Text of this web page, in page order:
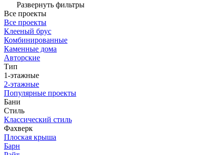
Развернуть фильтры
Все проекты
Все проекты
Клееный брус
Комбинированные
Каменные дома
Авторские
Тип
1-этажные
2-этажные
Популярные проекты
Бани
Стиль
Классический стиль
Фахверк
Плоская крыша
Барн